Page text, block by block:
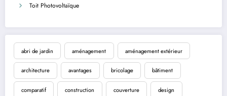
Toit Photovoltaïque
abri de jardin aménagement aménagement extérieur
architecture avantages bricolage bâtiment
comparatif construction couverture design